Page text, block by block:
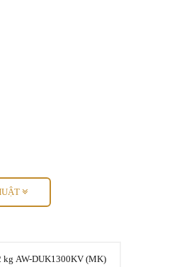
kg AW-DUK1300KV (MK)